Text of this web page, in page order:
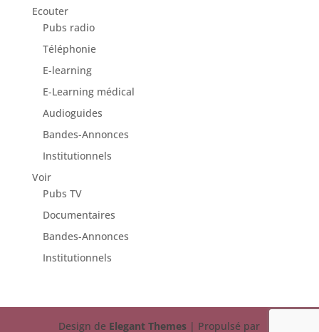
Ecouter
Pubs radio
Téléphonie
E-learning
E-Learning médical
Audioguides
Bandes-Annonces
Institutionnels
Voir
Pubs TV
Documentaires
Bandes-Annonces
Institutionnels
Design de Elegant Themes | Propulsé par